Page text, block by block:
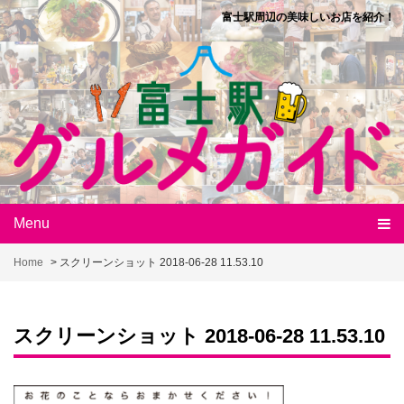
Skip
to
content
富士駅周辺の美味しいお店を紹介！
Menu
Home > スクリーンショット 2018-06-28 11.53.10
スクリーンショット 2018-06-28 11.53.10